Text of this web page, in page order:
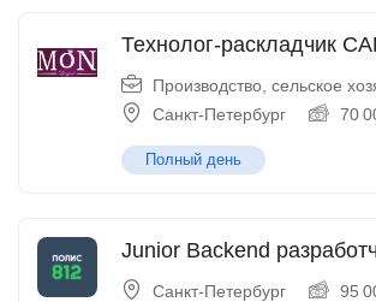
Технолог-раскладчик
Производство, сельское
Санкт-Петербург
70
Полный день
Junior Backend
Санкт-Петербург 95